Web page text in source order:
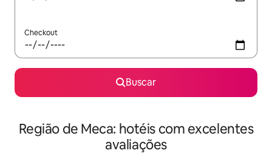
Checkout
Buscar
Região de Meca: hotéis com excelentes
avaliações